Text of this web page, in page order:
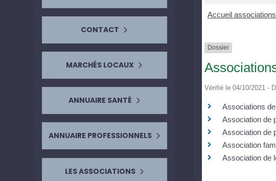
CONTACT
MARCHÉS LOCAUX
ANNUAIRE SANTÉ
ANNUAIRE PROFESSIONNELS
LES ASSOCIATIONS
Accueil associations
Dossier
Vérifié le 04/10/2021 -
Associations
Association de
Association de
Association
Association de